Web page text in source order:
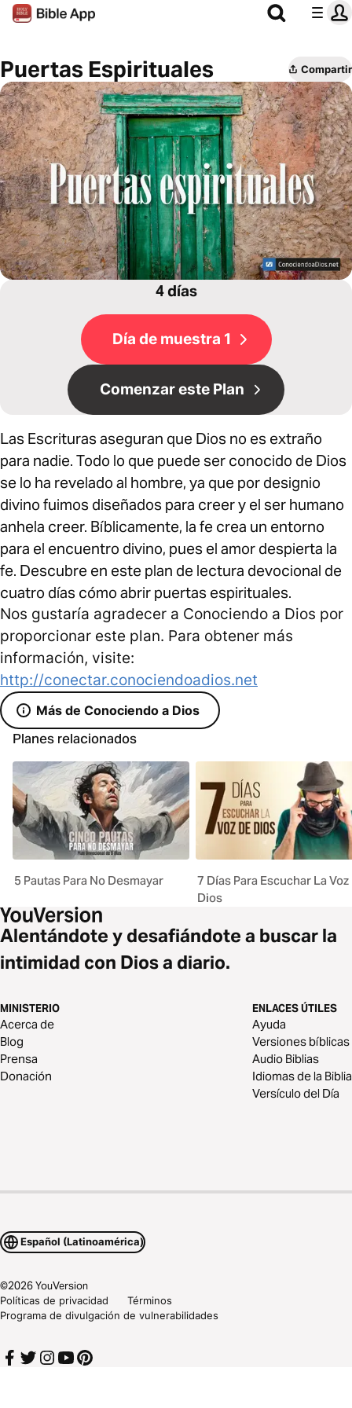
Puertas Espirituales Compartir
4 días
Día de muestra 1
Comenzar este Plan
Las Escrituras aseguran que Dios no es extraño
para nadie. Todo lo que puede ser conocido de Dios
se lo ha revelado al hombre, ya que por designio
divino fuimos diseñados para creer y el ser humano
anhela creer. Bíblicamente, la fe crea un entorno
para el encuentro divino, pues el amor despierta la
fe. Descubre en este plan de lectura devocional de
cuatro días cómo abrir puertas espirituales.
Nos gustaría agradecer a Conociendo a Dios por
proporcionar este plan. Para obtener más
información, visite:
http://conectar.conociendoadios.net
Más de Conociendo a Dios
Planes relacionados
5 Pautas Para No Desmayar
7 Días Para Escuchar La Voz
Dios
Alentándote y desafiándote a buscar la
intimidad con Dios a diario.
MINISTERIO
Acerca de
Blog
Prensa
Donación
ENLACES ÚTILES
Ayuda
Versiones bíblicas
Audio Biblias
Idiomas de la Biblia
Versículo del Día
Español (Latinoamérica)
©2026YouVersion
Políticas de privacidad
Términos
Programa de divulgación de vulnerabilidades